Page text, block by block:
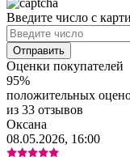
Введите число с
Оценки покупателей
95%
положительных
из 33 отзывов
Оксана
08.05.2026, 16:00